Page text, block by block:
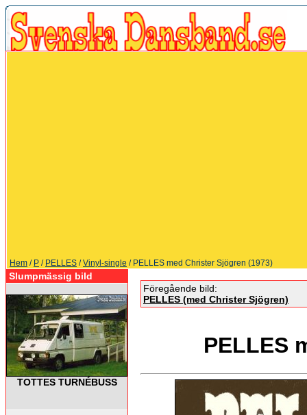
Hem / P / PELLES /Vinyl-single / PELLES med Christer Sjögren (1973)
Slumpmässig bild
TOTTES TURNÉBUSS
Föregående bild:
PELLES (med Christer Sjögren)
PELLES